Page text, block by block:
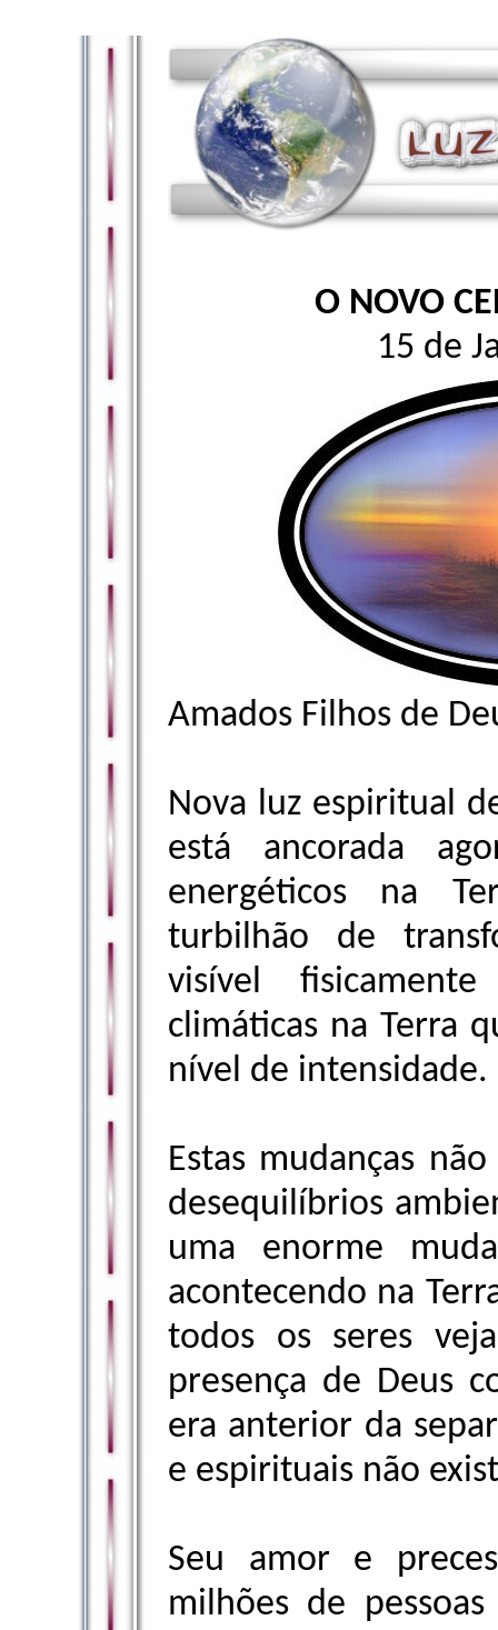
O NOVO
15 de
Amados Filhos de
Nova luz espiritual
está ancorada
energéticos na
turbilhão de
visível
climáticas na Terra
nível de intensidade.
Estas mudanças
desequilíbrios
uma enorme
acontecendo na
todos os seres
presença de Deus
era anterior da
e espirituais não
Seu amor e
milhões de